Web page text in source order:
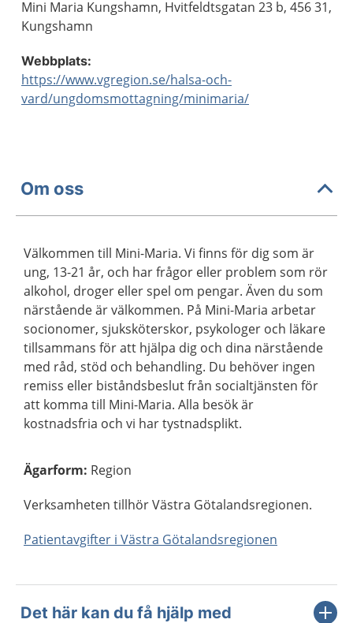
Mini Maria Kungshamn, Hvitfeldtsgatan 23 b, 456 31,
Kungshamn
Webbplats:
https://www.vgregion.se/halsa-och-
vard/ungdomsmottagning/minimaria/
Om oss
Välkommen till Mini-Maria. Vi finns för dig som är
ung, 13-21 år, och har frågor eller problem som rör
alkohol, droger eller spel om pengar. Även du som
närstående är välkommen. På Mini-Maria arbetar
socionomer, sjuksköterskor, psykologer och läkare
tillsammans för att hjälpa dig och dina närstående
med råd, stöd och behandling. Du behöver ingen
remiss eller biståndsbeslut från socialtjänsten för
att komma till Mini-Maria. Alla besök är
kostnadsfria och vi har tystnadsplikt.
Ägarform: Region
Verksamheten tillhör Västra Götalandsregionen.
Patientavgifter i Västra Götalandsregionen
Det här kan du få hjälp med